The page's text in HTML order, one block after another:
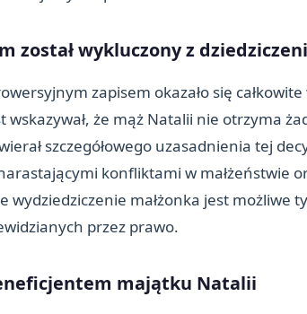
został wykluczony z
zapisem okazało się
wskazywał, że mąż Natalii nie otrzyma
szczegółowego uzasadnienia tej
konfliktami w małżeństwie
wydziedziczenie małżonka jest możliwe
przez prawo.
majątku Natalii